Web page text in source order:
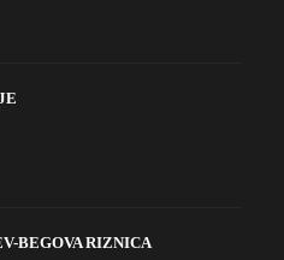
BEGOVA RIZNICA